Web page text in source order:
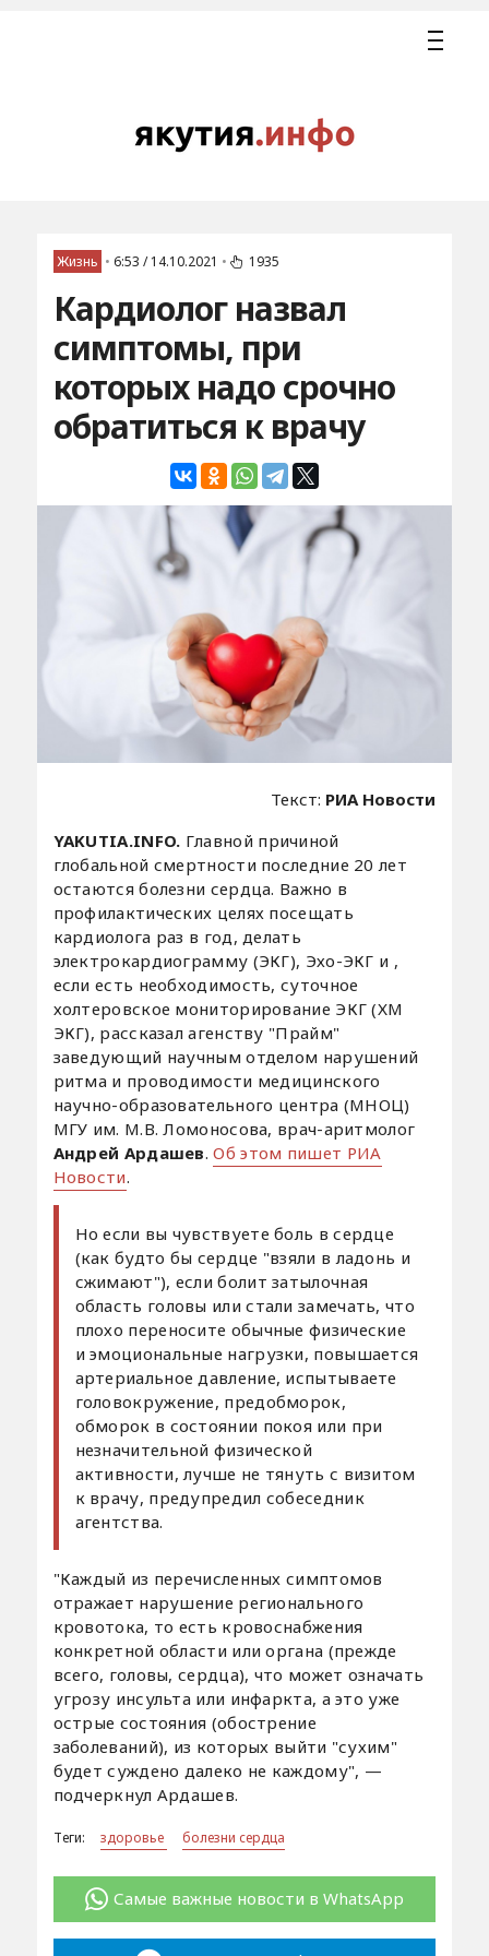
Жизнь • 6:53 / 14.10.2021 • 1935
Кардиолог назвал
симптомы, при
которых надо срочно
обратиться к врачу
Текст: РИА Новости
YAKUTIA.INFO. Главной причиной
глобальной смертности последние 20 лет
остаются болезни сердца. Важно в
профилактических целях посещать
кардиолога раз в год, делать
электрокардиограмму (ЭКГ), Эхо-ЭКГ и ,
если есть необходимость, суточное
холтеровское мониторирование ЭКГ (ХМ
ЭКГ), рассказал агенству "Прайм"
заведующий научным отделом нарушений
ритма и проводимости медицинского
научно-образовательного центра (МНОЦ)
МГУ им. М.В. Ломоносова, врач-аритмолог
Андрей Ардашев.Об этом пишет РИА
Новости.
Но если вы чувствуете боль в сердце
(как будто бы сердце "взяли в ладонь и
сжимают"), если болит затылочная
область головы или стали замечать, что
плохо переносите обычные физические
и эмоциональные нагрузки, повышается
артериальное давление, испытываете
головокружение, предобморок,
обморок в состоянии покоя или при
незначительной физической
активности, лучше не тянуть с визитом
к врачу, предупредил собеседник
агентства.
"Каждый из перечисленных симптомов
отражает нарушение регионального
кровотока, то есть кровоснабжения
конкретной области или органа (прежде
всего, головы, сердца), что может означать
угрозу инсульта или инфаркта, а это уже
острые состояния (обострение
заболеваний), из которых выйти "сухим"
будет суждено далеко не каждому", —
подчеркнул Ардашев.
Теги: здоровье болезни сердца
Самые важные новости в WhatsApp